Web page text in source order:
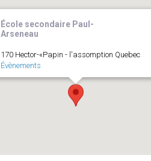
École secondaire Paul-
Arseneau
170 Hector-«Papin - l'assomption Quebec
Évènements